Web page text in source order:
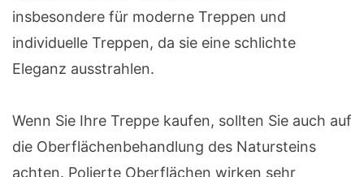
insbesondere für moderne Treppen und
individuelle Treppen, da sie eine schlichte
Eleganz ausstrahlen.
Wenn Sie Ihre Treppe kaufen, sollten Sie auch auf
die Oberflächenbehandlung des Natursteins
achten. Polierte Oberflächen wirken sehr